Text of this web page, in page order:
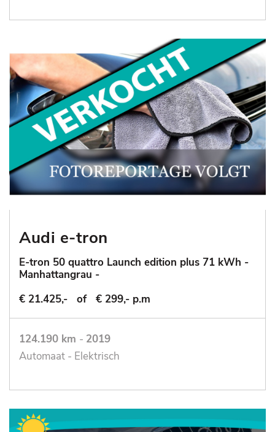
Audi e-tron
E-tron 50 quattro Launch edition plus 71 kWh -
Manhattangrau -
€ 21.425,-
of € 299,- p.m
124.190 km - 2019
Automaat - Elektrisch